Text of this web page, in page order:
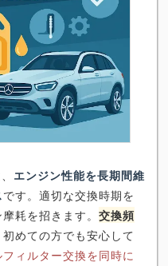
エンジン性能を長期間維
です。適切な交換時期を
耗を招きます。 交換頻
めての方でも安心して
フィルター交換を同時に